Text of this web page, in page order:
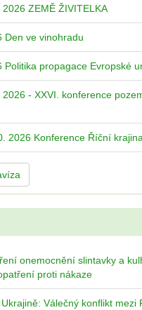
ZEMĚ ŽIVITELKA
Den ve vinohradu
Politika propagace Evropské
2026 - XXVI. konference
2026 Konference Říční
onemocnění slintavky a
proti nákaze
Válečný konflikt mezi